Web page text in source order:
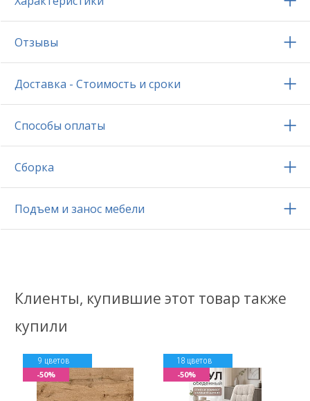
Отзывы
Доставка - Стоимость и сроки
Способы оплаты
Сборка
Подъем и занос мебели
Клиенты, купившие этот товар также
купили
9 цветов
-50%
18 цветов
-50%